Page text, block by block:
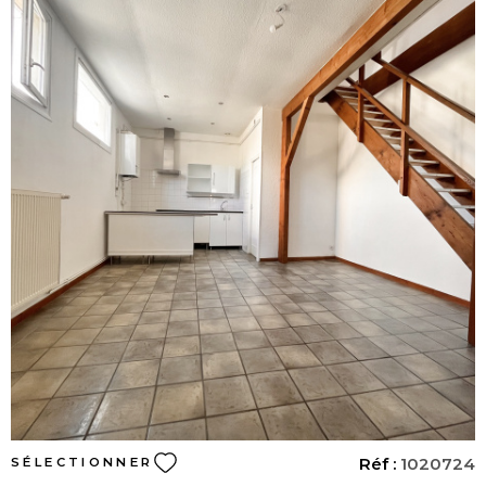
complété par une grande salle de bains équipée d’une douche et d’une
baignoire, des toilettes séparées, ainsi qu’un dressing. Les volumes et la
distribution offrent une belle fluidité et un charme indéniable. La maison
dispose également d’un espace indépendant d’environ 60 m², avec sa
propre entrée depuis la cour. Cet espace comprend une pièce de vie
lumineuse, une cuisine et une chambre agrémentée d’une magnifique
verrière. Il peut facilement être transformé en studio ou en logement
séparé, idéal pour accueillir un proche, créer un espace professionnel ou
générer un revenu locatif. À l’étage supérieur, trois chambres sous les
toits, toutes pleines de charme, profitent d’une belle lumière et de poutres
apparentes qui rappellent l’esprit de l’ancien. En sous-sol, une vaste cave
d’environ 60 m² permet de bénéficier d’un espace de rangement pratique.
Au rez-de-chaussée, la maison dispose d’un garage, avec la possibilité
d’acquérir un second garage à proximité. La façade a été refaite il y a cinq
ans, le chauffage est assuré par une chaudière individuelle au gaz installée
dans le garage, et les menuiseries sont en double vitrage. Un projet
d’aménagement complet a été réalisé par un architecte d’intérieur pour
sublimer les volumes et moderniser les espaces, avec un budget estimé à
environ 30 000 euros. Le dossier détaillé et les visuels peuvent être
transmis sur simple demande par mails . Ce bien rare sur le secteur
VOIR LE BIEN
SÉLECTIONNER Réf : 1020724